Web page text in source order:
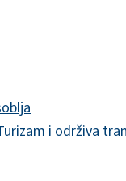
i održiva